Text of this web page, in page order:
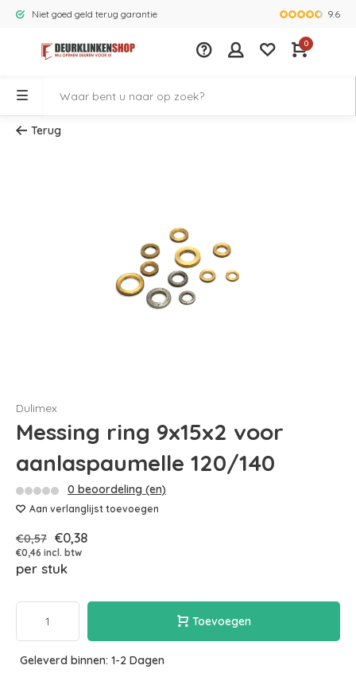
Niet goed geld terug garantie Grootste
9.6
0
Terug
Dulimex
Messing ring 9x15x2 voor
aanlaspaumelle 120/140
0 beoordeling (en)
Aan verlanglijst toevoegen
€0,57 €0,38
€0,46 incl. btw
per stuk
Toevoegen
Geleverd binnen: 1-2 Dagen